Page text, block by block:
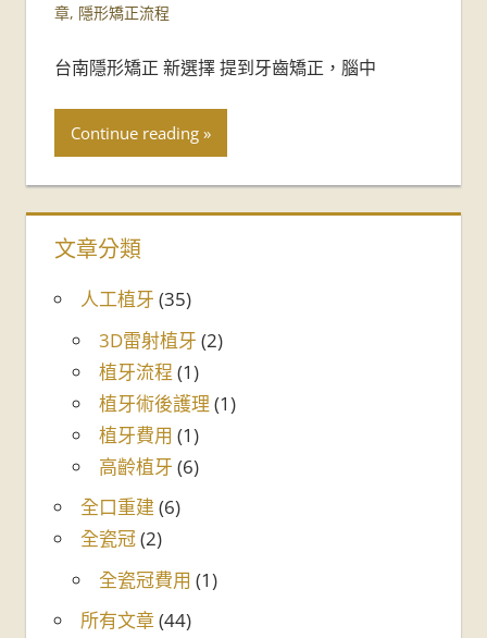
章, 隱形矯正流程
台南隱形矯正 新選擇 提到牙齒矯正，腦中
Continue reading
文章分類
人工植牙 (35)
3D雷射植牙 (2)
植牙流程 (1)
植牙術後護理 (1)
植牙費用 (1)
高齡植牙 (6)
全口重建 (6)
全瓷冠(2)
全瓷冠費用 (1)
所有文章(44)